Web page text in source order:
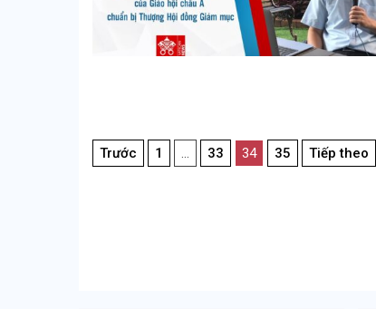
Điều
hướng
Trước 1 … 33 34 35 Tiếp theo